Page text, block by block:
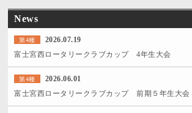
News
第4種
2026.07.19
富士宮西ロータリークラブカップ 4年生大会
第4種
2026.06.01
富士宮西ロータリークラブカップ 前期５年生大会